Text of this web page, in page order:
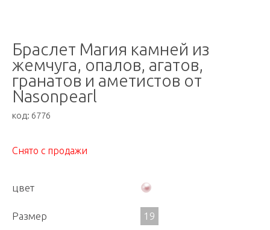
Браслет Магия камней из
жемчуга, опалов, агатов,
гранатов и аметистов от
Nasonpearl
код: 6776
Снято с продажи
цвет
Размер 19